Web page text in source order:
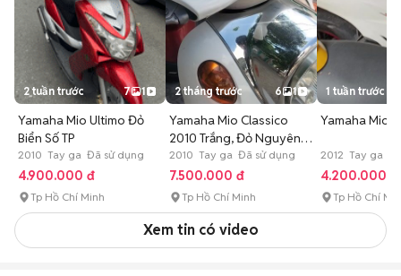
2 tuần trước 7 1
Yamaha Mio Ultimo Đỏ
Biển Số TP
2010 Tay ga Đã sử dụng
4.900.000 đ
Tp Hồ Chí Minh
2 tháng trước 6 1
Yamaha Mio Classico
2010 Trắng, Đỏ Nguyên
zin
2010 Tay ga Đã sử dụng
7.500.000 đ
Tp Hồ Chí Minh
1 tuần trước
Yamaha Mio
2012 Tay ga
sử dụng
4.200.000 đ
Tp Hồ Chí
Xem tin có video